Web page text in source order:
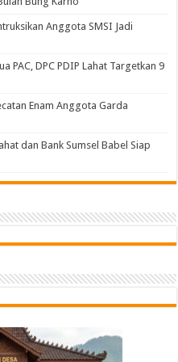
Anggota SMSI Jadi
PAC, DPC PDIP Lahat Targetkan 9
Enam Anggota Garda
dan Bank Sumsel Babel Siap